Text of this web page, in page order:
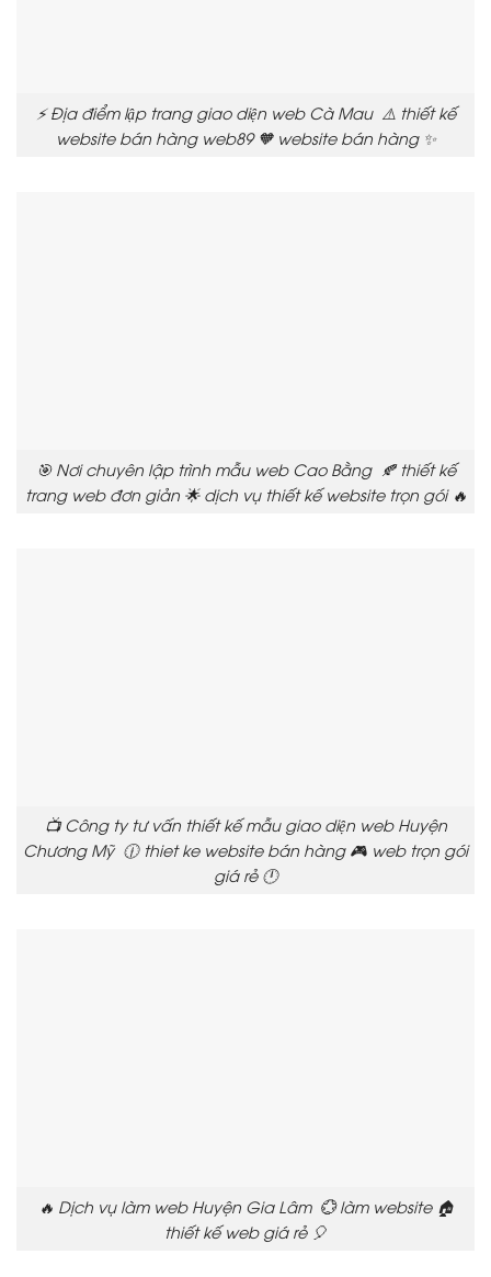
⚡ Địa điểm lập trang giao diện web Cà Mau ⚠️ thiết kế
website bán hàng web89 🧡 website bán hàng ✨
🎯 Nơi chuyên lập trình mẫu web Cao Bằng 🍂 thiết kế
trang web đơn giản 🌟 dịch vụ thiết kế website trọn gói 🔥
📺 Công ty tư vấn thiết kế mẫu giao diện web Huyện
Chương Mỹ 🕧 thiet ke website bán hàng 🎮 web trọn gói
giá rẻ 🕛
🔥 Dịch vụ làm web Huyện Gia Lâm 💮 làm website 🏠
thiết kế web giá rẻ 🎈